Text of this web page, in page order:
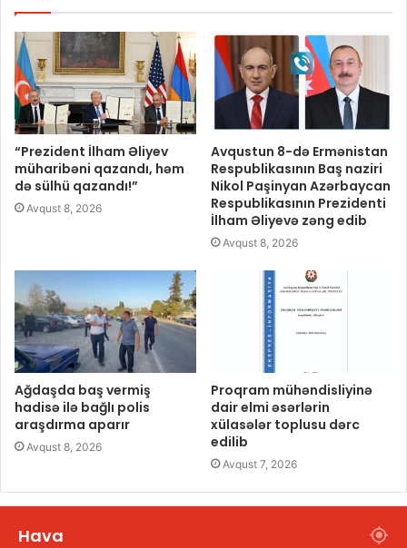
“Prezident İlham Əliyev
müharibəni qazandı, həm
də sülhü qazandı!”
Avqust 8, 2026
Avqustun 8-də Ermənistan
Respublikasının Baş naziri
Nikol Paşinyan Azərbaycan
Respublikasının Prezidenti
İlham Əliyevə zəng edib
Avqust 8, 2026
Ağdaşda baş vermiş
hadisə ilə bağlı polis
araşdırma aparır
Avqust 8, 2026
Proqram mühəndisliyinə
dair elmi əsərlərin
xülasələr toplusu dərc
edilib
Avqust 7, 2026
Hava